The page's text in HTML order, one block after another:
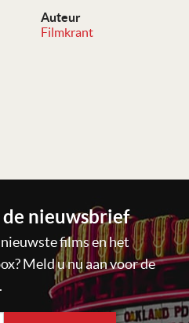
Auteur
Filmkrant
nieuwsbrief
films en het
Meld u nu aan voor de